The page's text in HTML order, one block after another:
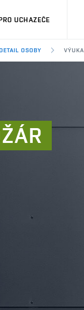
UCHAZEČE
OSOBY VÝUKA